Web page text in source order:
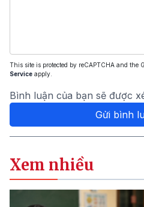
This site is protected by reCAPTCHA and the
Service apply.
Bình luận của bạn sẽ được
Gửi bình
Xem nhiều